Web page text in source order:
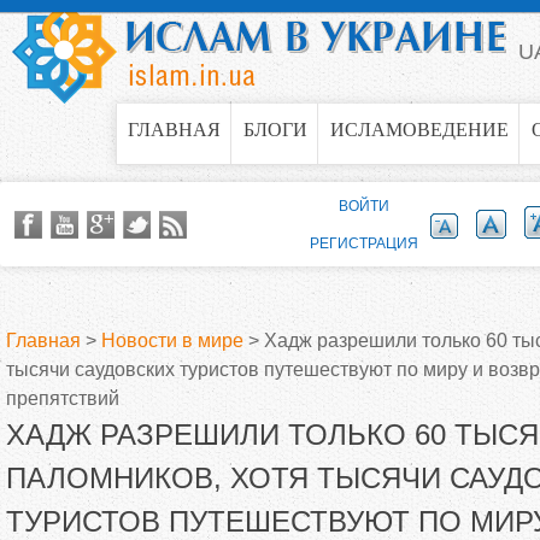
Jump to navigation
ГЛАВНАЯ БЛОГИ ИСЛАМОВЕДЕНИЕ
В
ы
Главная > Новости в мире > Хадж разрешили только 60
тысячи саудовских туристов путешествуют по миру и
препятствий
ХАДЖ РАЗРЕШИЛИ ТОЛЬКО 60
ПАЛОМНИКОВ, ХОТЯ ТЫСЯЧИ
ТУРИСТОВ ПУТЕШЕСТВУЮТ ПО
ВОЙТИ
РЕГИСТРАЦИЯ